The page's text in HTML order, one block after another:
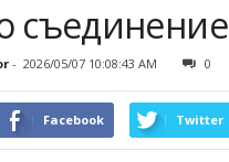
- 2026/05/07 10:08:43 AM 0
Facebook Twitter